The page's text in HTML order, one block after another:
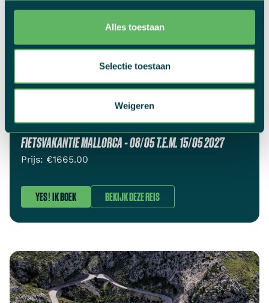
Alles toestaan
Selectie toestaan
Weigeren
FIETSVAKANTIE MALLORCA - 08/05 T.E.M. 15/05 2027
Prijs: €1665.00
YES! IK BOEK BEKIJK DEZE REIS